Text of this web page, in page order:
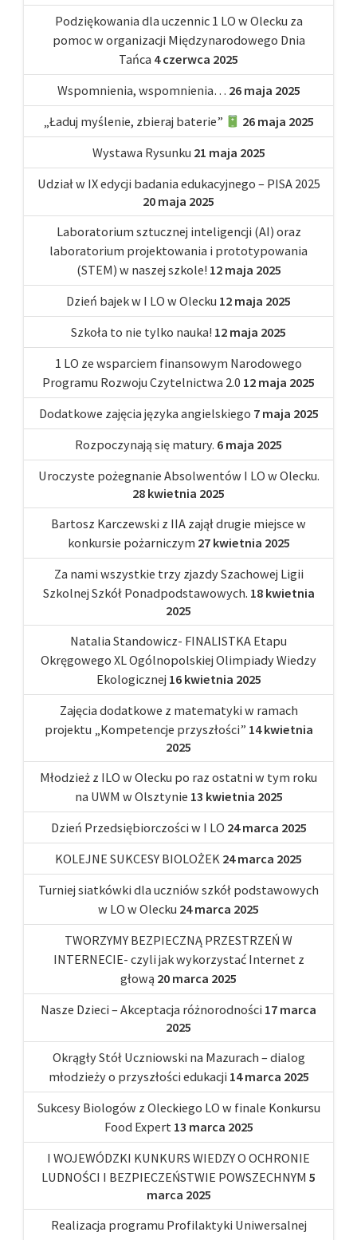
Podziękowania dla uczennic 1 LO w Olecku za
pomoc w organizacji Międzynarodowego Dnia
Tańca 4 czerwca 2025
Wspomnienia, wspomnienia… 26 maja 2025
„Ładuj myślenie, zbieraj baterie”
26 maja 2025
Wystawa Rysunku 21 maja 2025
Udział w IX edycji badania edukacyjnego – PISA 2025
20 maja 2025
Laboratorium sztucznej inteligencji (AI) oraz
laboratorium projektowania i prototypowania
(STEM) w naszej szkole! 12 maja 2025
Dzień bajek w I LO w Olecku 12 maja 2025
Szkoła to nie tylko nauka! 12 maja 2025
1 LO ze wsparciem finansowym Narodowego
Programu Rozwoju Czytelnictwa 2.0 12 maja 2025
Dodatkowe zajęcia języka angielskiego 7 maja 2025
Rozpoczynają się matury. 6 maja 2025
Uroczyste pożegnanie Absolwentów I LO w Olecku.
28 kwietnia 2025
Bartosz Karczewski z IIA zajął drugie miejsce w
konkursie pożarniczym 27 kwietnia 2025
Za nami wszystkie trzy zjazdy Szachowej Ligii
Szkolnej Szkół Ponadpodstawowych. 18 kwietnia
2025
Natalia Standowicz- FINALISTKA Etapu
Okręgowego XL Ogólnopolskiej Olimpiady Wiedzy
Ekologicznej 16 kwietnia 2025
Zajęcia dodatkowe z matematyki w ramach
projektu „Kompetencje przyszłości” 14 kwietnia
2025
Młodzież z ILO w Olecku po raz ostatni w tym roku
na UWM w Olsztynie 13 kwietnia 2025
Dzień Przedsiębiorczości w I LO 24 marca 2025
KOLEJNE SUKCESY BIOLOŻEK 24 marca 2025
Turniej siatkówki dla uczniów szkół podstawowych
w LO w Olecku 24 marca 2025
TWORZYMY BEZPIECZNĄ PRZESTRZEŃ W
INTERNECIE- czyli jak wykorzystać Internet z
głową 20 marca 2025
Nasze Dzieci – Akceptacja różnorodności 17 marca
2025
Okrągły Stół Uczniowski na Mazurach – dialog
młodzieży o przyszłości edukacji 14 marca 2025
Sukcesy Biologów z Oleckiego LO w finale Konkursu
Food Expert 13 marca 2025
I WOJEWÓDZKI KUNKURS WIEDZY O OCHRONIE
LUDNOŚCI I BEZPIECZEŃSTWIE POWSZECHNYM 5
marca 2025
Realizacja programu Profilaktyki Uniwersalnej